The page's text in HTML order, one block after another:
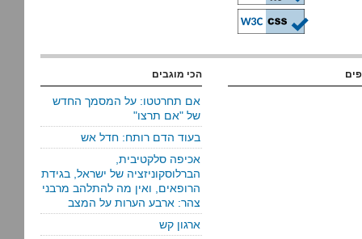
הכי מוגבים
אם תחרטטו: על המסמך החדש
של "אם תרצו"
בעוד הדם רותח: חדל אש
אכיפה סלקטיבית,
הברלוסקוניזציה של ישראל, בגידת
הרופאים, ואין מה להתלהב מרבני
צהר: ארבע הערות על המצב
ארגון קש